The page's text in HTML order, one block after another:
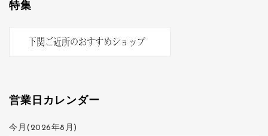
特集
営業日カレンダー
今月(2026年8月)